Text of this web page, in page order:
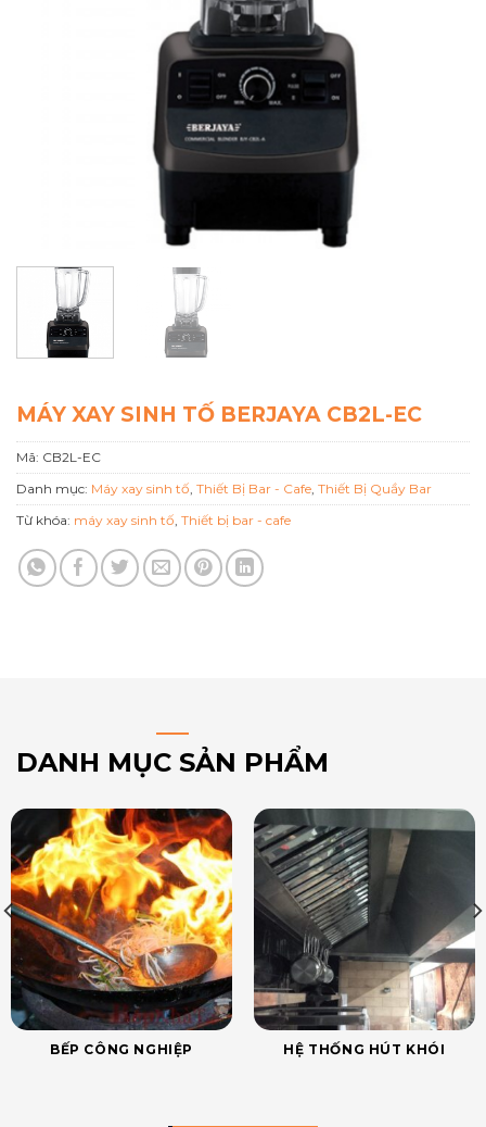
MÁY XAY SINH TỐ BERJAYA CB2L-EC
Mã: CB2L-EC
Danh mục: Máy xay sinh tố Thiết Bị Bar - Cafe Thiết Bị Quầy Bar
Từ khóa: máy xay sinh tố Thiết bị bar - cafe
DANH MỤC SẢN PHẨM
BẾP CÔNG NGHIỆP HỆ THỐNG HÚT KHÓI